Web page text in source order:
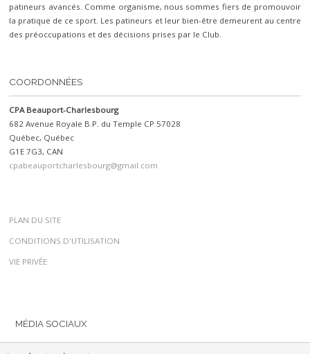
patineurs avancés. Comme organisme, nous sommes fiers de promouvoir
la pratique de ce sport. Les patineurs et leur bien-être demeurent au centre
des préoccupations et des décisions prises par le Club.
COORDONNÉES
CPA Beauport-Charlesbourg
682 Avenue Royale B.P. du Temple CP 57028
Québec, Québec
G1E 7G3, CAN
cpabeauportcharlesbourg@gmail.com
PLAN DU SITE
CONDITIONS D'UTILISATION
VIE PRIVÉE
MÉDIA SOCIAUX